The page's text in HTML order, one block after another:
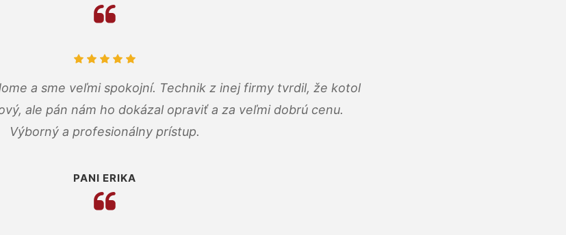
a sme veľmi spokojní. Technik z inej firmy tvrdil, že kotol
ale pán nám ho dokázal opraviť a za veľmi dobrú cenu.
Výborný a profesionálny prístup.
PANI ERIKA